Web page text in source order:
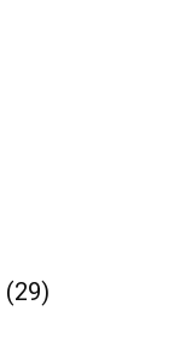
(29)